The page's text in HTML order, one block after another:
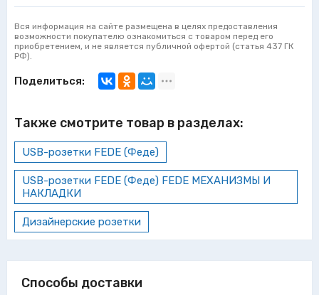
Вся информация на сайте размещена в целях предоставления
возможности покупателю ознакомиться с товаром перед его
приобретением, и не является публичной офертой (статья 437 ГК
РФ).
Поделиться:
Также смотрите товар в разделах:
USB-розетки FEDE (Феде)
USB-розетки FEDE (Феде) FEDE МЕХАНИЗМЫ И
НАКЛАДКИ
Дизайнерские розетки
Способы доставки